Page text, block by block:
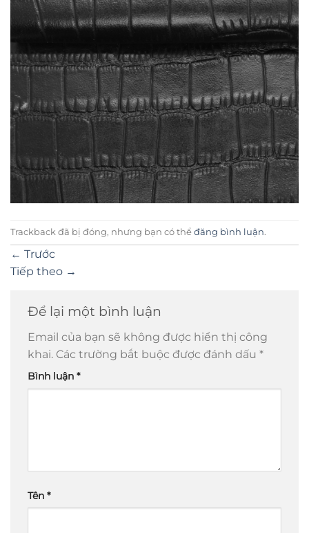
Trackback đã bị đóng, nhưng bạn có thể đăng bình luận.
← Trước
Tiếp theo →
Để lại một bình luận
Email của bạn sẽ không được hiển thị công
khai. Các trường bắt buộc được đánh dấu *
Bình luận *
Tên *